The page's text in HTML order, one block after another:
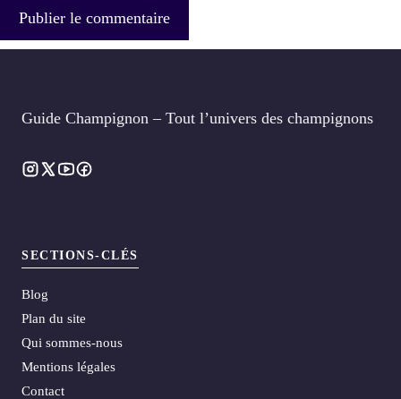
Guide Champignon – Tout l’univers des champignons
SECTIONS-CLÉS
Blog
Plan du site
Qui sommes-nous
Mentions légales
Contact